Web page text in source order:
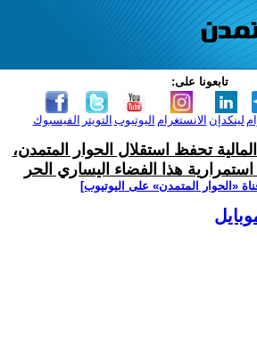
تابعونا على:
الفيسبوك التويتر اليوتيوب الانستغرام لينكدإن
تحفظ استقلال الحوار المتمدن،
هذا الفضاء اليساري الحر
‫«الحوار المتمدن» على اليوتيوب]